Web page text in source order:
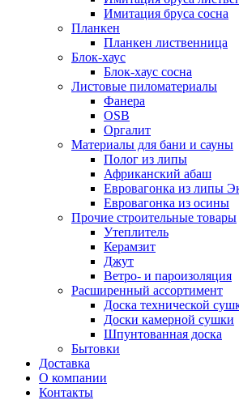
Имитация бруса сосна
Планкен
Планкен лиственница
Блок-хаус
Блок-хаус сосна
Листовые пиломатериалы
Фанера
OSB
Оргалит
Материалы для бани и сауны
Полог из липы
Африканский абаш
Евровагонка из липы
Евровагонка из осины
Прочие строительные товары
Утеплитель
Керамзит
Джут
Ветро- и пароизоляция
Расширенный ассортимент
Доска технической
Доски камерной сушки
Шпунтованная доска
Бытовки
Доставка
О компании
Контакты